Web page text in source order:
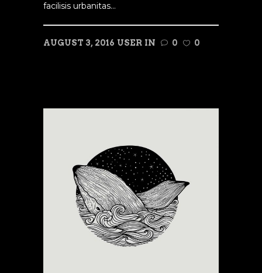
facilisis urbanitas...
AUGUST 3, 2016 USER IN 0
0